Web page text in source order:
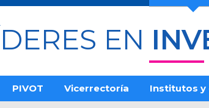
EN
PIVOT Vicerrectoría Institutos y